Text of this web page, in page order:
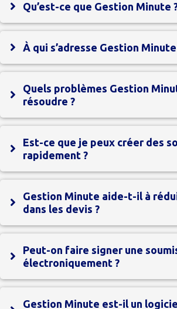
Qu’est-ce que Gestion Minute
À qui s’adresse Gestion Minute
Quels problèmes Gestion
résoudre ?
Est-ce que je peux créer des
rapidement ?
Gestion Minute aide-t-il à
dans les devis ?
Peut-on faire signer une
électroniquement ?
Gestion Minute est-il un